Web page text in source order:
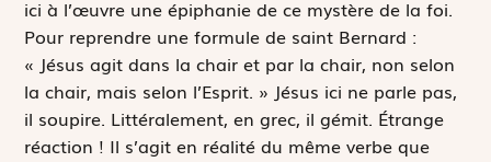
ici à l’œuvre une épiphanie de ce mystère de la foi.
Pour reprendre une formule de saint Bernard :
« Jésus agit dans la chair et par la chair, non selon
la chair, mais selon l’Esprit. » Jésus ici ne parle pas,
il soupire. Littéralement, en grec, il gémit. Étrange
réaction ! Il s’agit en réalité du même verbe que